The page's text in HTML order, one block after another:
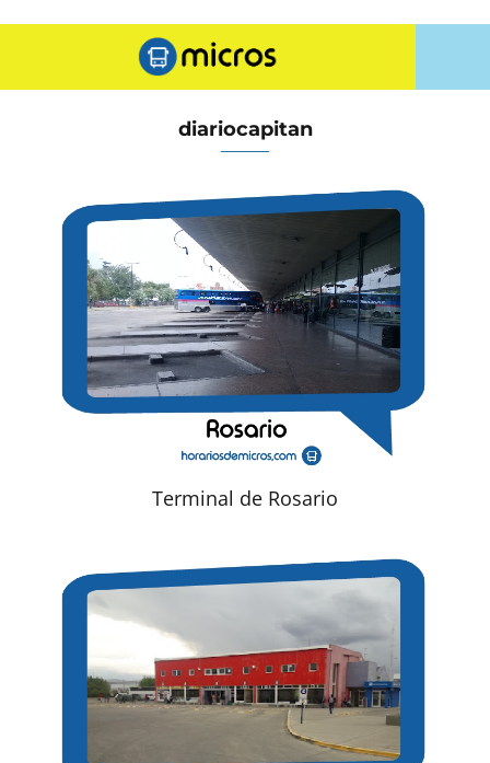
diariocapitan
Terminal de Rosario